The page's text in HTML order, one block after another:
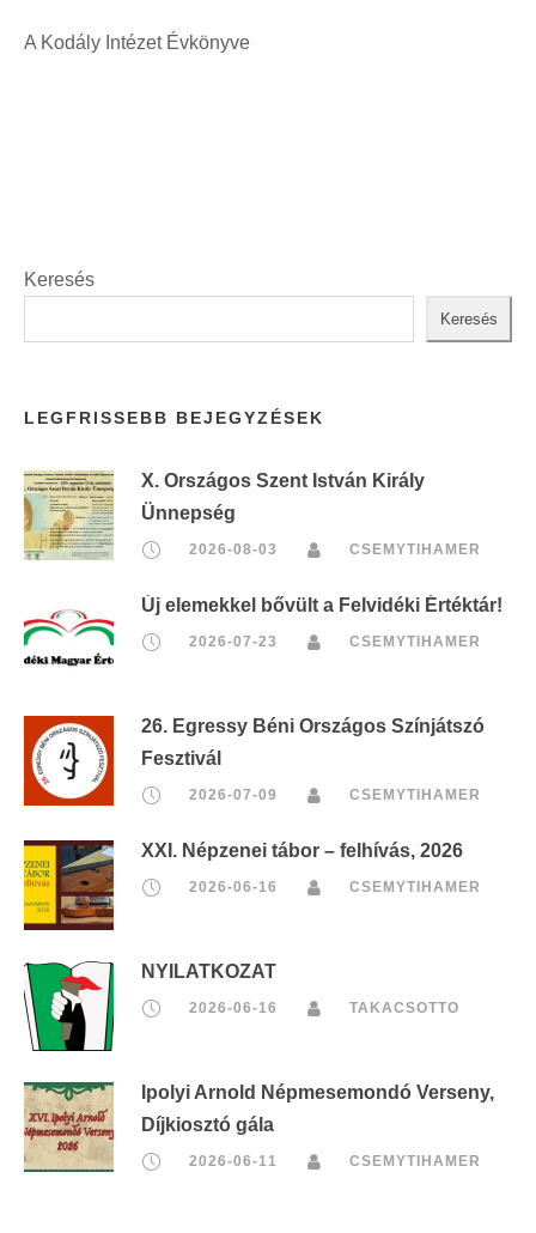
e
A Kodály Intézet Évkönyve
Keresés
Keresés
LEGFRISSEBB BEJEGYZÉSEK
X. Országos Szent István Király
Ünnepség
2026-08-03 CSEMYTIHAMER
Új elemekkel bővült a Felvidéki Értéktár!
2026-07-23 CSEMYTIHAMER
26. Egressy Béni Országos Színjátszó
Fesztivál
2026-07-09 CSEMYTIHAMER
XXI. Népzenei tábor – felhívás, 2026
2026-06-16 CSEMYTIHAMER
NYILATKOZAT
2026-06-16 TAKACSOTTO
Ipolyi Arnold Népmesemondó Verseny,
Díjkiosztó gála
2026-06-11 CSEMYTIHAMER